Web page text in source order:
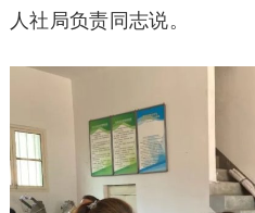
人社局负责同志说。